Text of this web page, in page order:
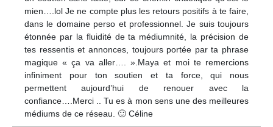
mien….lol Je ne compte plus les retours positifs à te faire,
dans le domaine perso et professionnel. Je suis toujours
étonnée par la fluidité de ta médiumnité, la précision de
tes ressentis et annonces, toujours portée par ta phrase
magique « ça va aller…. ».Maya et moi te remercions
infiniment pour ton soutien et ta force, qui nous
permettent aujourd’hui de renouer avec la
confiance….Merci .. Tu es à mon sens une des meilleures
médiums de ce réseau. 🙂 Céline